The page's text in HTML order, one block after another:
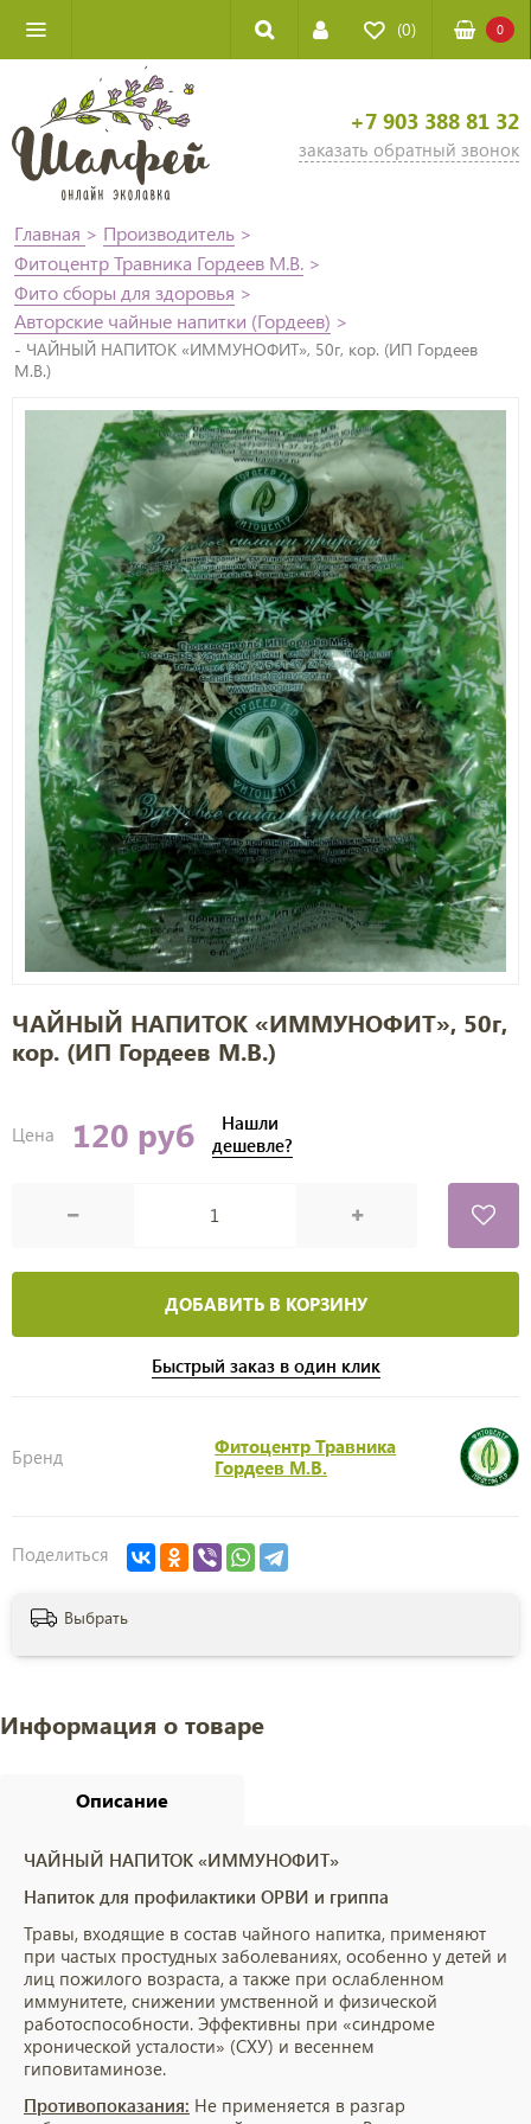
(0) 0
+7 903 388 81 32
заказать обратный звонок
Главная > Производитель >
Фитоцентр Травника Гордеев М.В. >
Фито сборы для здоровья >
Авторские чайные напитки (Гордеев) >
- ЧАЙНЫЙ НАПИТОК «ИММУНОФИТ», 50г, кор. (ИП Гордеев
М.В.)
ЧАЙНЫЙ НАПИТОК «ИММУНОФИТ», 50г,
кор. (ИП Гордеев М.В.)
Цена 120 руб
Нашли
дешевле?
ДОБАВИТЬ В КОРЗИНУ
Быстрый заказ в один клик
Бренд
Фитоцентр Травника
Гордеев М.В.
Поделиться
Выбрать
Информация о товаре
Описание
ЧАЙНЫЙ НАПИТОК «ИММУНОФИТ»
Напиток для профилактики ОРВИ и гриппа
Травы, входящие в состав чайного напитка, применяют
при частых простудных заболеваниях, особенно у детей и
лиц пожилого возраста, а также при ослабленном
иммунитете, снижении умственной и физической
работоспособности. Эффективны при «синдроме
хронической усталости» (СХУ) и весеннем
гиповитаминозе.
Противопоказания: Не применяется в разгар